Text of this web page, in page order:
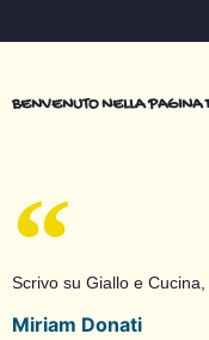
BENVENUTO NELLA PAGINA
Scrivo su Giallo e
Miriam Donati